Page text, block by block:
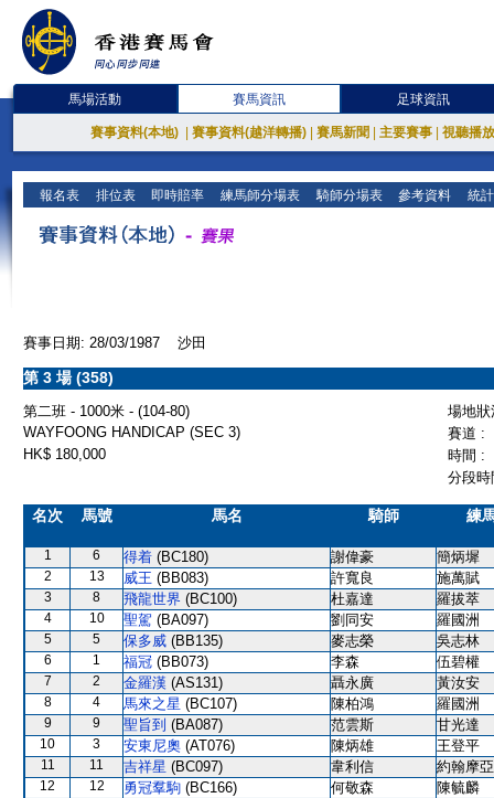
馬場活動 賽馬資訊 足球資訊
賽事資料(本地) 賽事資料(越洋轉播) 賽馬新聞 主要賽事 視聽播
報名表 排位表 即時賠率 練馬師分場表 騎師分場表 參考資料 統
賽事日期: 28/03/1987 沙田
第 3 場 (358)
第二班 - 1000米 - (104-80)
場地
WAYFOONG HANDICAP (SEC 3)
賽道 :
HK$ 180,000
時間 :
分段
名次 馬號 馬名 騎師 練
1 6 得着 (BC180) 謝偉豪 簡炳墀
2 13 威王 (BB083) 許寬良 施萬賦
3 8 飛龍世界 (BC100) 杜嘉達 羅拔萃
4 10 聖駕 (BA097) 劉同安 羅國洲
5 5 保多威 (BB135) 麥志榮 吳志林
6 1 福冠 (BB073) 李森 伍碧權
7 2 金羅漢 (AS131) 聶永廣 黃汝安
8 4 馬來之星 (BC107) 陳柏鴻 羅國洲
9 9 聖旨到 (BA087) 范雲斯 甘光達
10 3 安東尼奧 (AT076) 陳炳雄 王登平
11 11 吉祥星 (BC097) 韋利信 約翰摩亞
12 12 勇冠羣駒 (BC166) 何敬森 陳毓麟